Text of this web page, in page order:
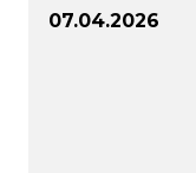
07.04.2026